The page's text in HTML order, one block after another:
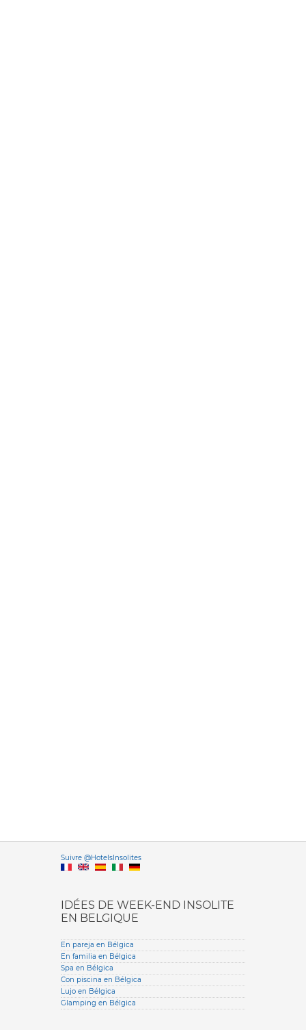
Suivre @HotelsInsolitesVersione
IDÉES DE WEEK-END INSOLITE
EN BELGIQUE
En pareja en Bélgica
En familia en Bélgica
Spa en Bélgica
Con piscina en Bélgica
Lujo en Bélgica
Glamping en Bélgica